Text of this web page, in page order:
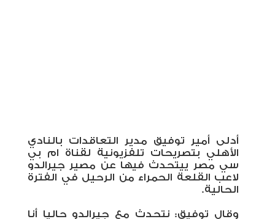
أدلى أمير توفيق مدير التعاقدات بالنادي
الأهلي بتصريحات تلفزيونية لقناة ام بي
سي مصر ييتحدث فيها عن مصير جيرالدو
لاعب القلعة الحمراء من الرحيل في الفترة
الحالية.
وقال توفيق: نتحدث مع جيرالدو حاليا أنا